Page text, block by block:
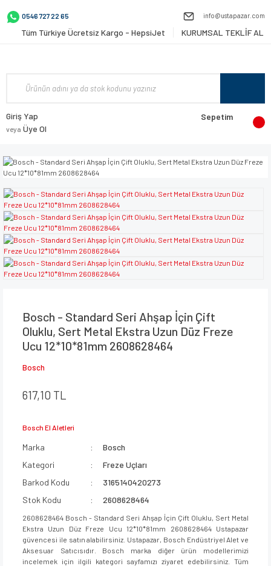
0546 727 22 65 info@ustapazar.com
Tüm Türkiye Ücretsiz Kargo - HepsiJet KURUMSAL TEKLİF AL
Giriş Yap
veya Üye Ol
Sepetim
Bosch - Standard Seri Ahşap İçin Çift
Oluklu, Sert Metal Ekstra Uzun Düz Freze
Ucu 12*10*81mm 2608628464
Bosch
617,10 TL
Bosch El Aletleri
Marka
Bosch
Kategori
Freze Uçları
Barkod Kodu
3165140420273
Stok Kodu
2608628464
2608628464 Bosch - Standard Seri Ahşap İçin Çift Oluklu, Sert Metal
Ekstra Uzun Düz Freze Ucu 12*10*81mm 2608628464 Ustapazar
güvencesi ile satın alabilirsiniz. Ustapazar, Bosch Endüstriyel Alet ve
Aksesuar Satıcısıdır. Bosch marka diğer ürün modellerimizi
incelemek için ilgili kategori sayfamızı ziyaret edebilirsiniz. Tüm